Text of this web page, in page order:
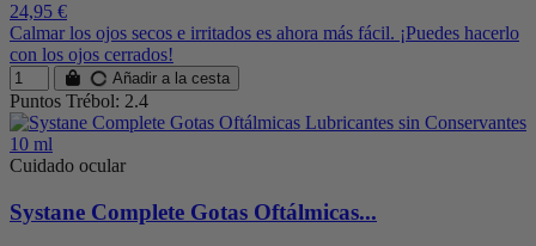
24,95 €
Calmar los ojos secos e irritados es ​​ahora más fácil. ¡Puedes hacerlo
con los ojos cerrados!
Añadir a la cesta
Puntos Trébol: 2.4
Cuidado ocular
Systane Complete Gotas Oftálmicas...